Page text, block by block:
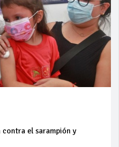
contra el sarampión y